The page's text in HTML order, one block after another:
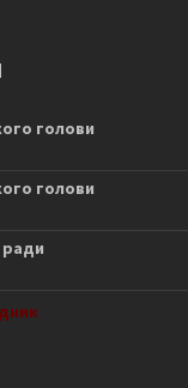
голови
голови
ради